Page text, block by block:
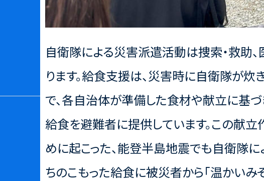
自衛隊による災害派遣活動は捜索・救助
ります。給食支援は、災害時に自衛隊が
で、各自治体が準備した食材や献立に基
給食を避難者に提供しています。この献
めに起こった、能登半島地震でも自衛隊
ちのこもった給食に被災者から「温かいみ